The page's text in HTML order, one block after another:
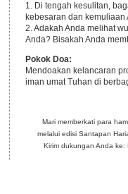
1. Di tengah kesulitan,
kebesaran dan kemuliaan
2. Adakah Anda melihat
Anda? Bisakah Anda
Pokok Doa:
Mendoakan kelancaran
iman umat Tuhan di
Mari memberkati para
melalui edisi Santapan
Kirim dukungan Anda ke: